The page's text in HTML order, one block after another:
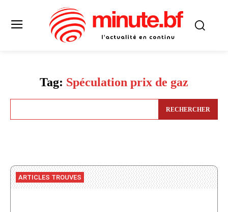
Tag: Spéculation prix de gaz
RECHERCHER
ARTICLES TROUVES